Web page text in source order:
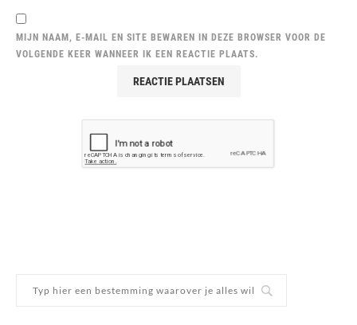
MIJN NAAM, E-MAIL EN SITE BEWAREN IN DEZE BROWSER VOOR DE
VOLGENDE KEER WANNEER IK EEN REACTIE PLAATS.